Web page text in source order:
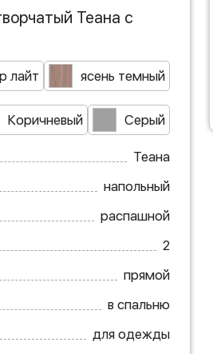
Теана с
лайт ясень темный
Коричневый Серый
Теана
напольный
распашной
2
прямой
в спальню
для одежды